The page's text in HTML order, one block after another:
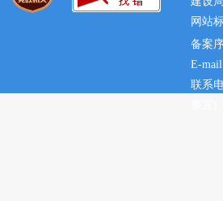
网站
备案
E-
联系